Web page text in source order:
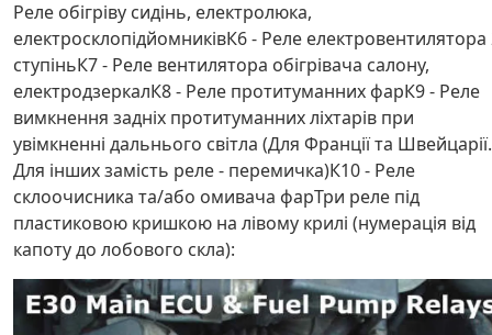
Реле обігріву сидінь, електролюка,
електросклопідйомниківК6 - Реле електровентилятора
ступіньК7 - Реле вентилятора обігрівача салону,
електродзеркалК8 - Реле протитуманних фарК9 - Реле
вимкнення задніх протитуманних ліхтарів при
увімкненні дальнього світла (Для Франції та Швейцарії.
Для інших замість реле - перемичка)К10 - Реле
склоочисника та/або омивача фарТри реле під
пластиковою кришкою на лівому крилі (нумерація від
капоту до лобового скла):